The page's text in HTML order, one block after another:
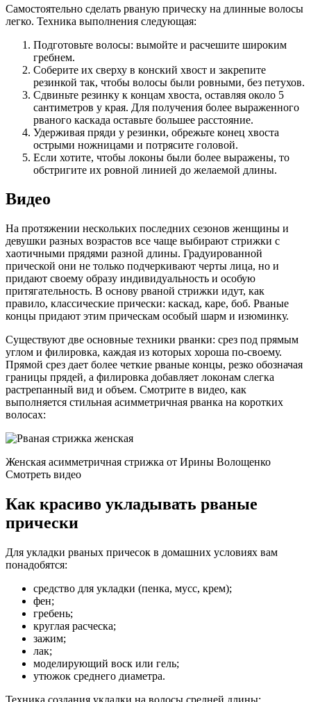
Самостоятельно сделать рваную прическу на длинные волосы
легко. Техника выполнения следующая:
Подготовьте волосы: вымойте и расчешите широким
гребнем.
Соберите их сверху в конский хвост и закрепите
резинкой так, чтобы волосы были ровными, без петухов.
Сдвиньте резинку к концам хвоста, оставляя около 5
сантиметров у края. Для получения более выраженного
рваного каскада оставьте большее расстояние.
Удерживая пряди у резинки, обрежьте конец хвоста
острыми ножницами и потрясите головой.
Если хотите, чтобы локоны были более выражены, то
обстригите их ровной линией до желаемой длины.
Видео
На протяжении нескольких последних сезонов женщины и
девушки разных возрастов все чаще выбирают стрижки с
хаотичными прядями разной длины. Градуированной
прической они не только подчеркивают черты лица, но и
придают своему образу индивидуальность и особую
притягательность. В основу рваной стрижки идут, как
правило, классические прически: каскад, каре, боб. Рваные
концы придают этим прическам особый шарм и изюминку.
Существуют две основные техники рванки: срез под прямым
углом и филировка, каждая из которых хороша по-своему.
Прямой срез дает более четкие рваные концы, резко обозначая
границы прядей, а филировка добавляет локонам слегка
растрепанный вид и объем. Смотрите в видео, как
выполняется стильная асимметричная рванка на коротких
волосах:
Женская асимметричная стрижка от Ирины Волощенко
Смотреть видео
Как красиво укладывать рваные
прически
Для укладки рваных причесок в домашних условиях вам
понадобятся:
средство для укладки (пенка, мусс, крем);
фен;
гребень;
круглая расческа;
зажим;
лак;
моделирующий воск или гель;
утюжок среднего диаметра.